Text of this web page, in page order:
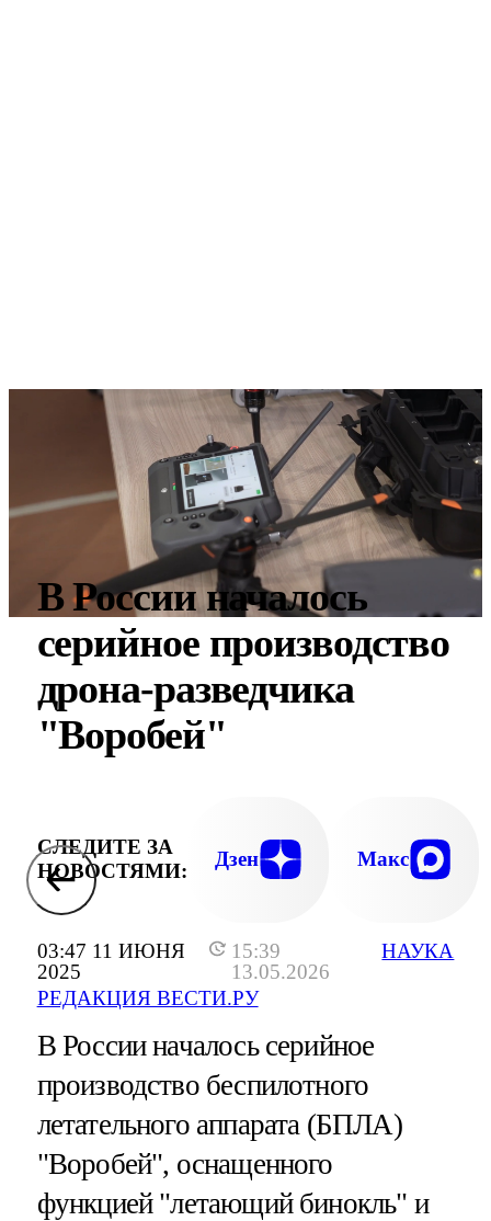
03:47 11 ИЮНЯ
2025
15:39
13.05.2026
РЕДАКЦИЯ ВЕСТИ.РУ
НАУКА
В России началось
серийное производство
дрона-разведчика
"Воробей"
СЛЕДИТЕ ЗА
НОВОСТЯМИ:
Дзен Макс
В России началось серийное
производство беспилотного
летательного аппарата (БПЛА)
"Воробей", оснащенного
функцией "летающий бинокль" и